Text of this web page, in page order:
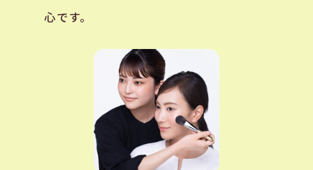
心です。